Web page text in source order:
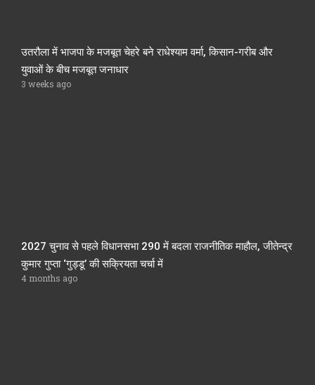
उतरौला में भाजपा के मजबूत चेहरे बने राधेश्याम वर्मा, किसान-गरीब और
युवाओं के बीच मजबूत जनाधार
3 weeks ago
2027 चुनाव से पहले विधानसभा 290 में बदला राजनीतिक माहौल, जीतेन्द्र
कुमार गुप्ता ‘गुड्डू’ की सक्रियता चर्चा में
4 months ago